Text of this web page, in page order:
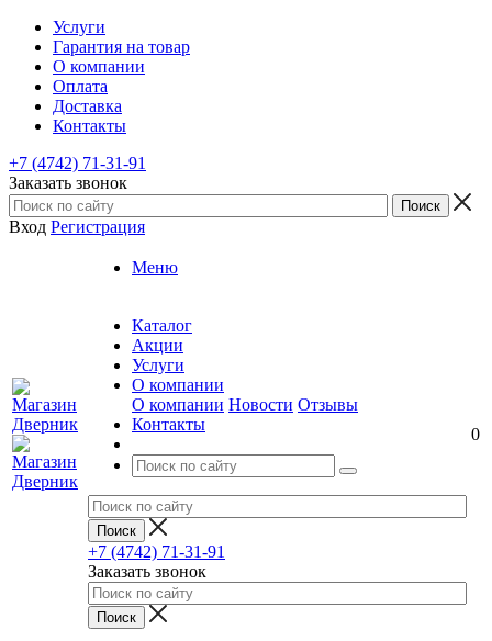
Услуги
Гарантия на товар
О компании
Оплата
Доставка
Контакты
+7 (4742) 71-31-91
Заказать звонок
Вход Регистрация
Меню
Каталог
Акции
Услуги
О компании
О компании Новости Отзывы
Контакты
+7 (4742) 71-31-91
Заказать звонок
0